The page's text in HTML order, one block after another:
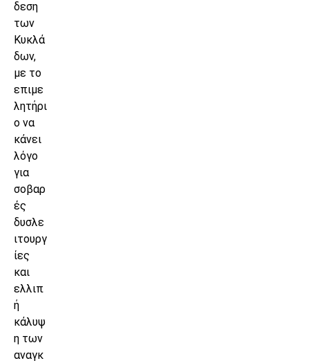
δεση
των
Κυκλά
δων,
με το
επιμε
λητήρι
ο να
κάνει
λόγο
για
σοβαρ
ές
δυσλε
ιτουργ
ίες
και
ελλιπ
ή
κάλυψ
η των
αναγκ